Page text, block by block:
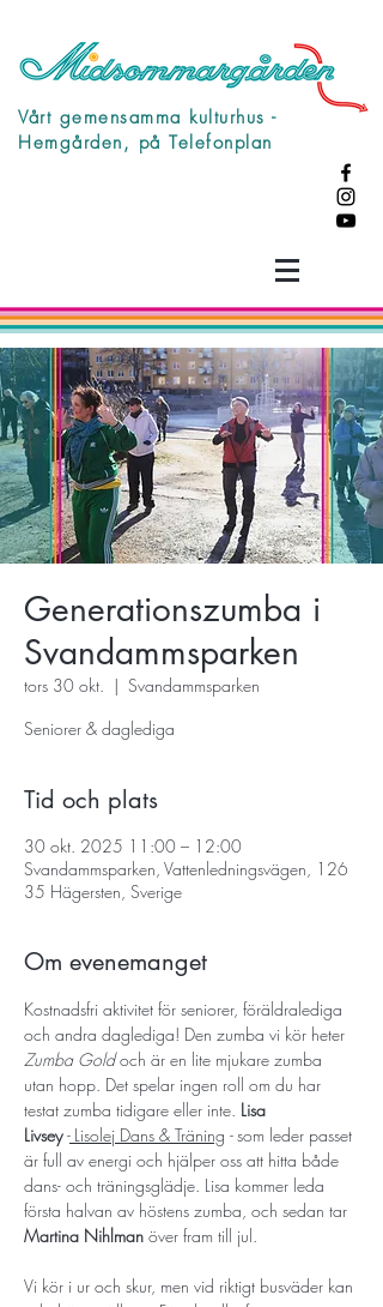
Vårt gemensamma kulturhus -
Hemgården, på Telefonplan
Generationszumba i
Svandammsparken
tors 30 okt.
  |
Svandammsparken
Seniorer & daglediga
Tid och plats
30 okt. 2025 11:00 – 12:00
Svandammsparken, Vattenledningsvägen, 126
35 Hägersten, Sverige
Om evenemanget
Kostnadsfri aktivitet för seniorer, föräldralediga
och andra daglediga! Den zumba vi kör heter
Zumba Gold och är en lite mjukare zumba
utan hopp. Det spelar ingen roll om du har
testat zumba tidigare eller inte. Lisa
Livsey - Lisolej Dans & Träning - som leder passet
är full av energi och hjälper oss att hitta både
dans- och träningsglädje. Lisa kommer leda
första halvan av höstens zumba, och sedan tar
Martina Nihlman över fram till jul.
Vi kör i ur och skur, men vid riktigt busväder kan